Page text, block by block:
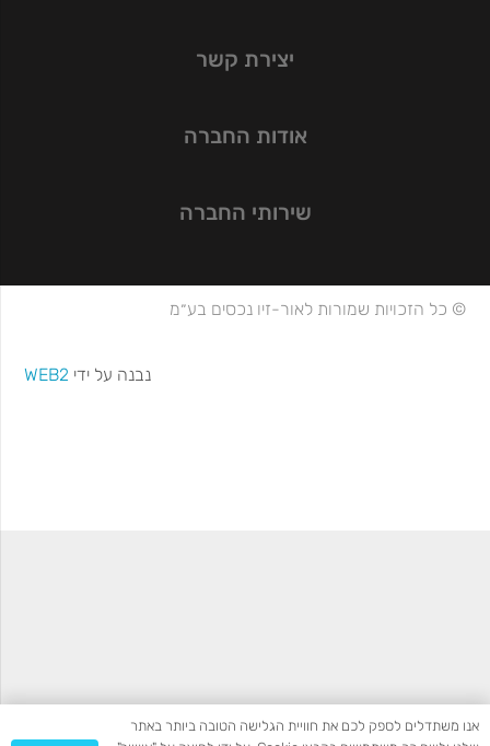
יצירת קשר
אודות החברה
שירותי החברה
© כל הזכויות שמורות לאור-זיו נכסים בע״מ
נבנה על ידי WEB2
אנו משתדלים לספק לכם את חוויית הגלישה הטובה ביותר באתר